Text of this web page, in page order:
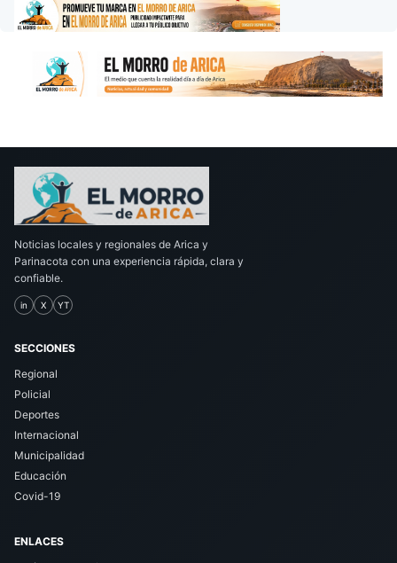
Noticias locales y regionales de Arica y
Parinacota con una experiencia rápida, clara y
confiable.
in X YT
SECCIONES
Regional
Policial
Deportes
Internacional
Municipalidad
Educación
Covid-19
ENLACES